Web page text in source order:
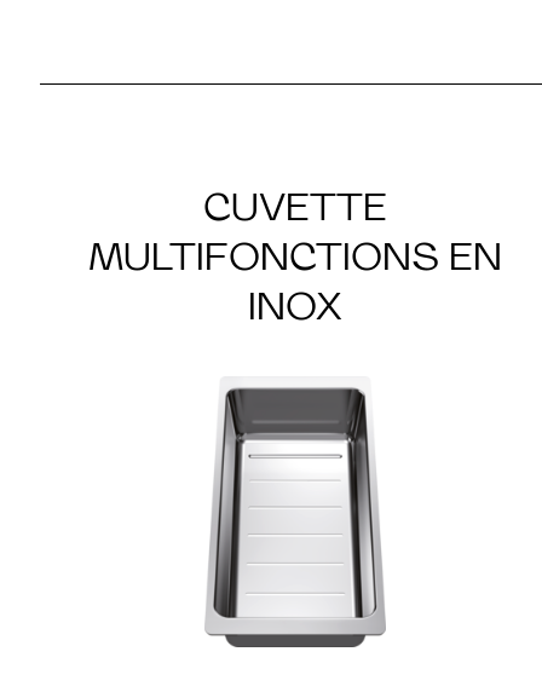
CUVETTE
MULTIFONCTIONS EN
INOX